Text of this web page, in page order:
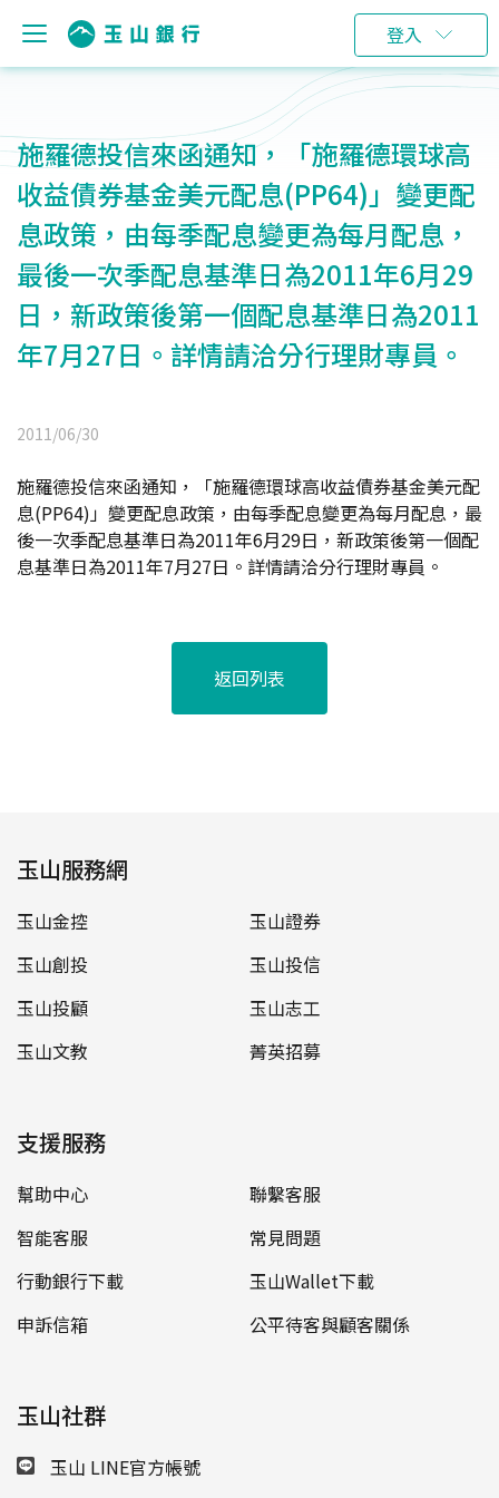
登入
施羅德投信來函通知，「施羅德環球高
收益債券基金美元配息(PP64)」變更配
息政策，由每季配息變更為每月配息，
最後一次季配息基準日為2011年6月29
日，新政策後第一個配息基準日為2011
年7月27日。詳情請洽分行理財專員。
2011/06/30
施羅德投信來函通知，「施羅德環球高收益債券基金美元配
息(PP64)」變更配息政策，由每季配息變更為每月配息，最
後一次季配息基準日為2011年6月29日，新政策後第一個配
息基準日為2011年7月27日。詳情請洽分行理財專員。
返回列表
玉山服務網
玉山金控
玉山證券
玉山創投
玉山投信
玉山投顧
玉山志工
玉山文教
菁英招募
支援服務
幫助中心
聯繫客服
智能客服
常見問題
行動銀行下載
玉山Wallet下載
申訴信箱
公平待客與顧客關係
玉山社群
玉山 LINE官方帳號